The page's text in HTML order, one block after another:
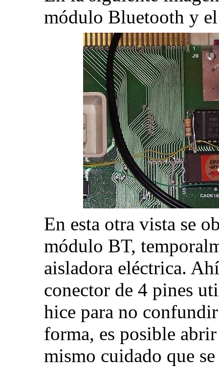
módulo Bluetooth y
En esta otra vista se
módulo BT,
aisladora eléctrica.
conector de 4 pines
hice para no
forma, es posible
mismo cuidado que